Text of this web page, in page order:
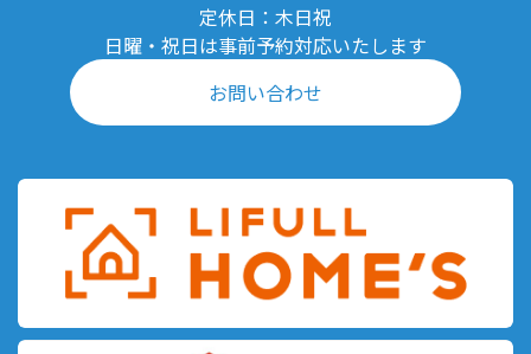
定休日：木日祝
日曜・祝日は事前予約対応いたします
お問い合わせ